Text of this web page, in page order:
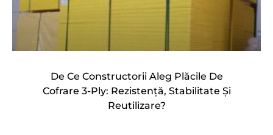
De Ce Constructorii Aleg Plăcile De
Cofrare 3-Ply: Rezistență, Stabilitate Și
Reutilizare?